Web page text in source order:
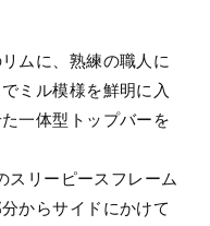
ムに、熟練の職人に
ミル模様を鮮明に入
一体型トップバーを
スリーピースフレーム
からサイドにかけて